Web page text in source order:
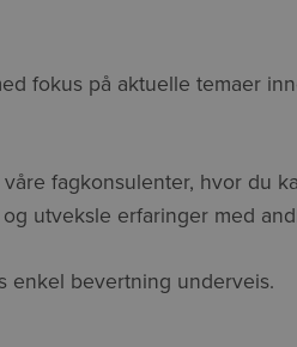
fokus på aktuelle temaer
fagkonsulenter, hvor du
utveksle erfaringer med
enkel bevertning underveis.